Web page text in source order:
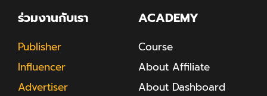
ร่วมงานกับเรา
Publisher
Influencer
Advertiser
ACADEMY
Course
About Affiliate
About Dashboard